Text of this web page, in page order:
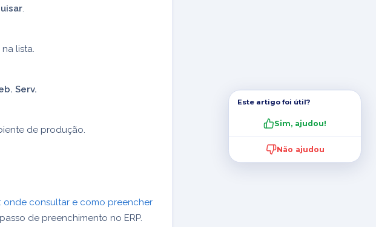
.
lista.
Serv.
de produção.
onde consultar e como preencher
de preenchimento no ERP.
Este artigo foi útil?
Sim, ajudou!
Não ajudou